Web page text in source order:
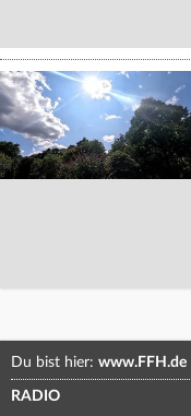
Du bist hier: www.FFH.de
RADIO